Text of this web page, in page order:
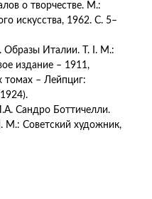
о творчестве. М.:
искусства, 1962. С. 5–
Образы Италии. Т. I. М.:
издание – 1911,
томах – Лейпциг:
Сандро Боттичелли.
М.: Советский художник,